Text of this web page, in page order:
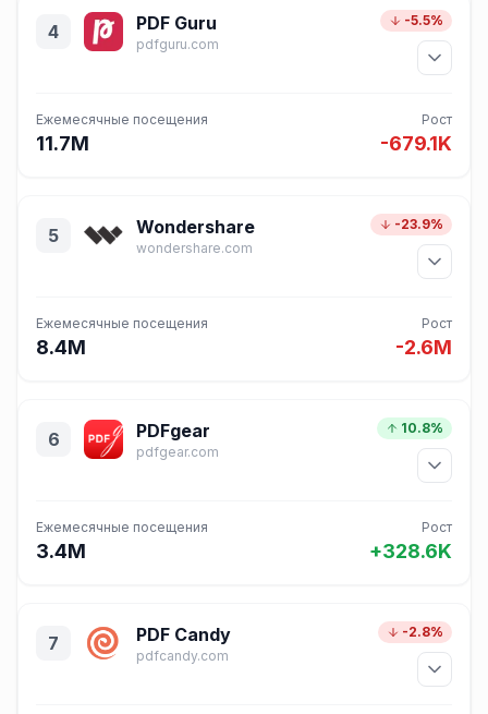
4 PDF Guru
pdfguru.com
-5.5%
Ежемесячные посещения
11.7M
Рост
-679.1K
5 Wondershare
wondershare.com
-23.9%
Ежемесячные посещения
8.4M
Рост
-2.6M
6 PDFgear
pdfgear.com
10.8%
Ежемесячные посещения
3.4M
Рост
+328.6K
7 PDF Candy
pdfcandy.com
-2.8%